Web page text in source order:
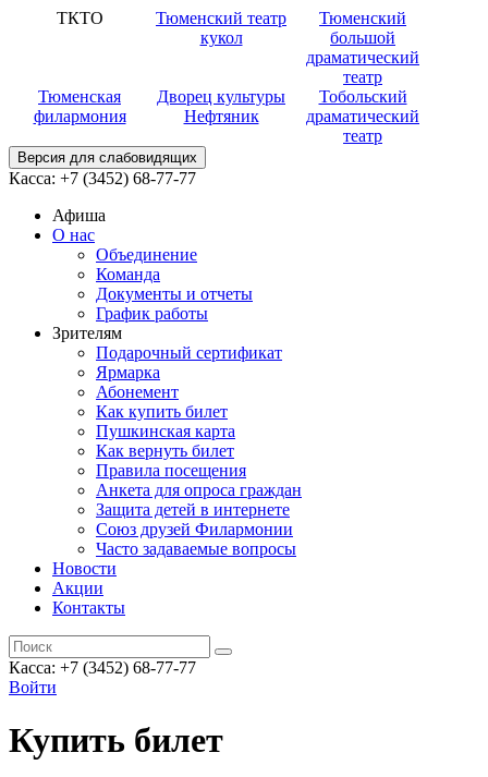
ТКТО
Тюменский театр
кукол
Тюменский
большой
драматический
театр
Тюменская
филармония
Дворец культуры
Нефтяник
Тобольский
драматический
театр
Версия для слабовидящих
Касса: +7 (3452) 68-77-77
Афиша
О нас
Объединение
Команда
Документы и отчеты
График работы
Зрителям
Подарочный сертификат
Ярмарка
Абонемент
Как купить билет
Пушкинская карта
Как вернуть билет
Правила посещения
Анкета для опроса граждан
Защита детей в интернете
Союз друзей Филармонии
Часто задаваемые вопросы
Новости
Акции
Контакты
Касса: +7 (3452) 68-77-77
Войти
Купить билет